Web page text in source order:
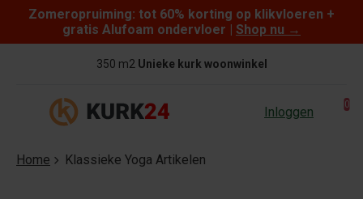
Skip to content
Zomeropruiming: tot 60% korting op klikvloeren +
gratis Alufoam ondervloer | Shop nu →
350 m2 Unieke kurk woonwinkel
Inloggen 0
Home Klassieke Yoga Artikelen